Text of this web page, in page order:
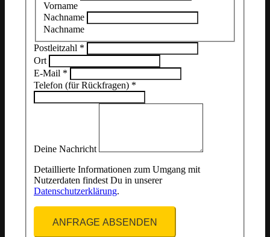
Vorname
Nachname
Nachname
Postleitzahl *
Ort
E-Mail *
Telefon (für Rückfragen) *
Deine Nachricht
Detaillierte Informationen zum Umgang mit
Nutzerdaten findest Du in unserer
Datenschutzerklärung.
ANFRAGE ABSENDEN